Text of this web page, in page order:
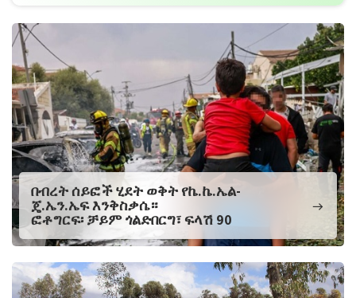
በብረት ሰይፎች ሂደት ወቅት የኬ.ኬ.ኤል-
ጄ.ኤን.ኤፍ እንቅስቃሴ።
ፎቶግርፍ፡ ቻይም ጎልድበርግ፣ ፍላሽ 90